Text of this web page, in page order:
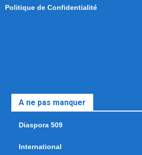
Politique de Confidentialité
A ne pas manquer
Diaspora 509
International